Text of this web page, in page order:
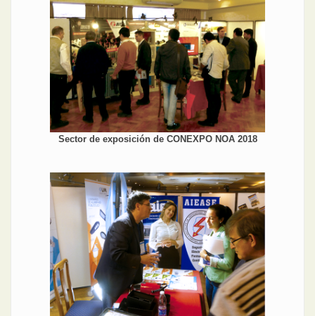
Sector de exposición de CONEXPO NOA 2018